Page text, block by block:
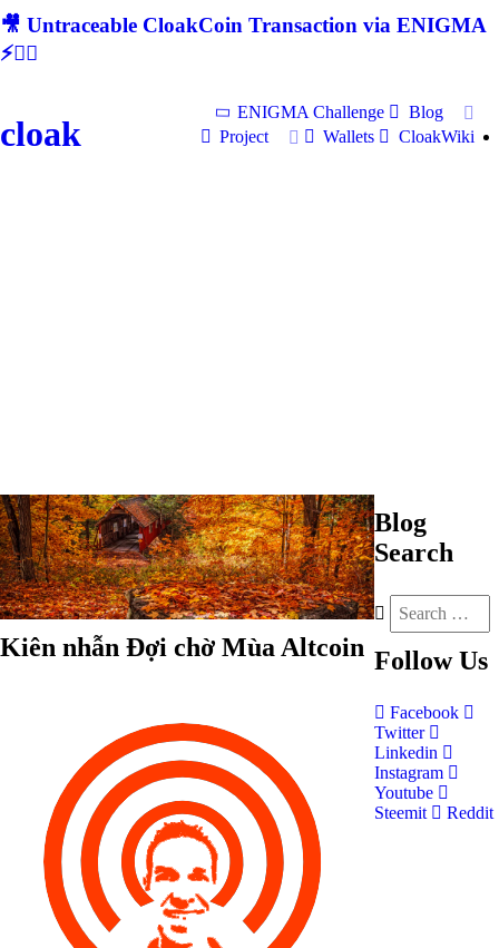
🎥 Untraceable CloakCoin Transaction via ENIGMA
⚡🕵‍♂
cloak
ENIGMA Challenge
Blog
Project
Wallets CloakWiki
Kiên nhẫn Đợi chờ Mùa Altcoin
Blog
Search
Follow Us
Facebook
Twitter
Linkedin
Instagram
Youtube
Steemit
Reddit